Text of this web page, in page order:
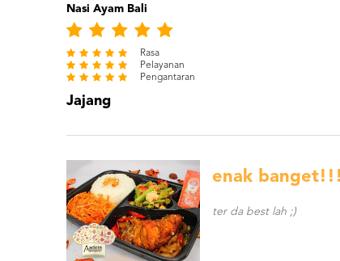
Nasi Ayam Bali
Rasa
Pelayanan
Pengantaran
Jajang
enak
ter da best lah ;)